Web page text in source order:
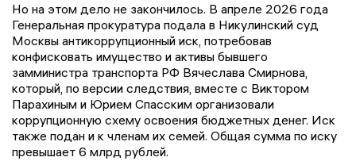
Но на этом дело не закончилось. В апреле 2026 года
Генеральная прокуратура подала в Никулинский суд
Москвы антикоррупционный иск, потребовав
конфисковать имущество и активы бывшего
замминистра транспорта РФ Вячеслава Смирнова,
который, по версии следствия, вместе с Виктором
Парахиным и Юрием Спасским организовали
коррупционную схему освоения бюджетных денег. Иск
также подан и к членам их семей. Общая сумма по иску
превышает 6 млрд рублей.